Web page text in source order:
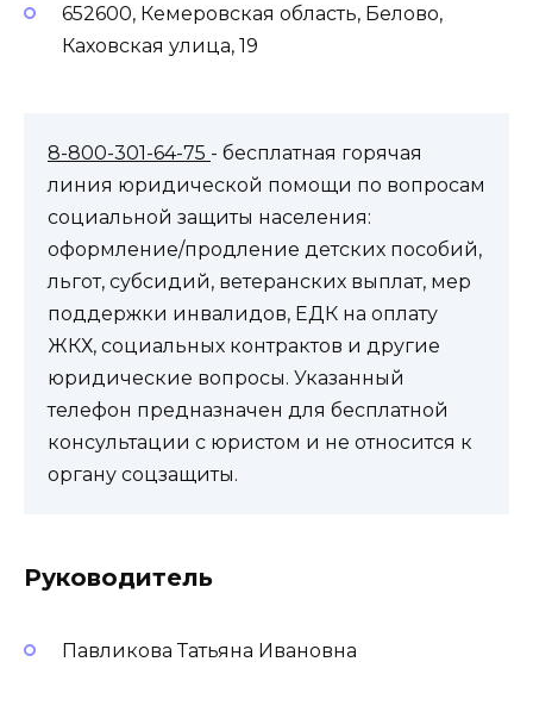
652600, Кемеровская область, Белово,
Каховская улица, 19
8-800-301-64-75 - бесплатная горячая
линия юридической помощи по вопросам
социальной защиты населения:
оформление/продление детских пособий,
льгот, субсидий, ветеранских выплат, мер
поддержки инвалидов, ЕДК на оплату
ЖКХ, социальных контрактов и другие
юридические вопросы. Указанный
телефон предназначен для бесплатной
консультации с юристом и не относится к
органу соцзащиты.
Руководитель
Павликова Татьяна Ивановна